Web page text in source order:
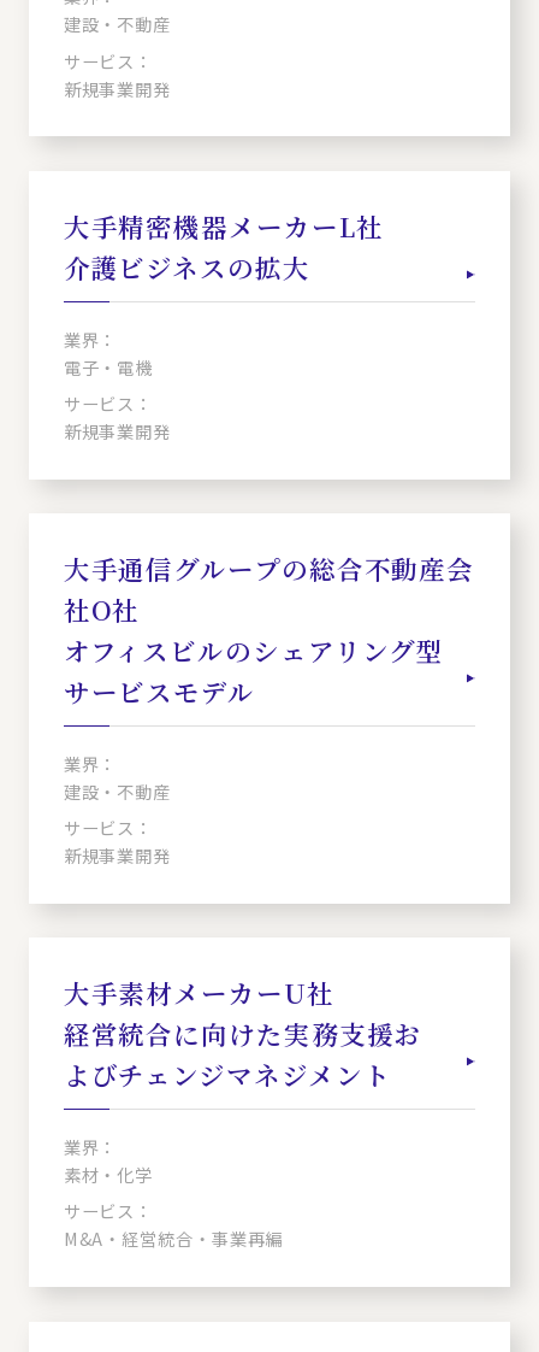
建設・不動産
サービス：
新規事業開発
大手精密機器メーカーL社
介護ビジネスの拡大
業界：
電子・電機
サービス：
新規事業開発
大手通信グループの総合不動産会
社O社
オフィスビルのシェアリング型
サービスモデル
業界：
建設・不動産
サービス：
新規事業開発
大手素材メーカーU社
経営統合に向けた実務支援お
よびチェンジマネジメント
業界：
素材・化学
サービス：
M&A・経営統合・事業再編